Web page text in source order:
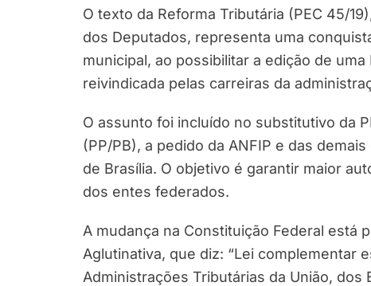
O texto da Reforma Tributária (PEC 45/
dos Deputados, representa uma
municipal, ao possibilitar a edição de
reivindicada pelas carreiras da
O assunto foi incluído no substitutivo da
(PP/PB), a pedido da ANFIP e das
de Brasília. O objetivo é garantir maior
dos entes federados.
A mudança na Constituição Federal está
Aglutinativa, que diz: “Lei complementar
Administrações Tributárias da União,